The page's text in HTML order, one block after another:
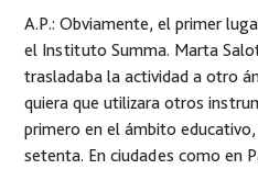
A.P.: Obviamente, el primer
el Instituto Summa. Marta
trasladaba la actividad a otro
quiera que utilizara otros
primero en el ámbito
setenta. En ciudades como en